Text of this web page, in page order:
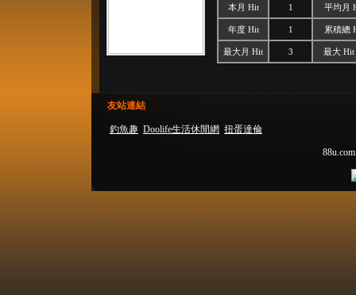
本月 Hit 1 平均月
年度 Hit 1 累積總
最大月 Hit 3 最大 Hit
友站連結
釣魚趣 Doolife生活休閒網 扭蛋達倫